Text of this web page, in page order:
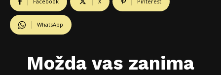
WhatsApp
Možda vas zanima